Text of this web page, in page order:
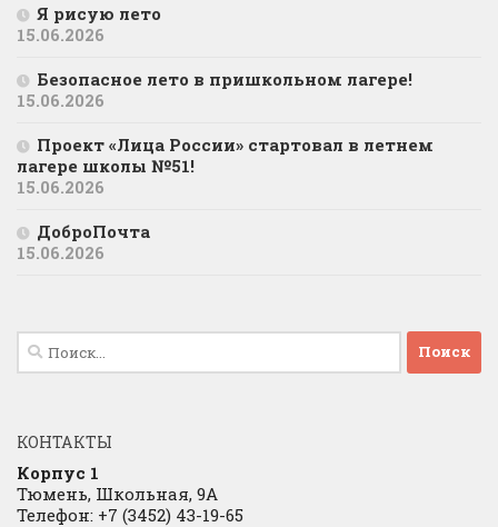
Я рисую лето
15.06.2026
Безопасное лето в пришкольном лагере!
15.06.2026
Проект «Лица России» стартовал в летнем
лагере школы №51!
15.06.2026
ДоброПочта
15.06.2026
Найти:
КОНТАКТЫ
Корпус 1
Тюмень, Школьная, 9А
Телефон: +7 (3452) 43-19-65